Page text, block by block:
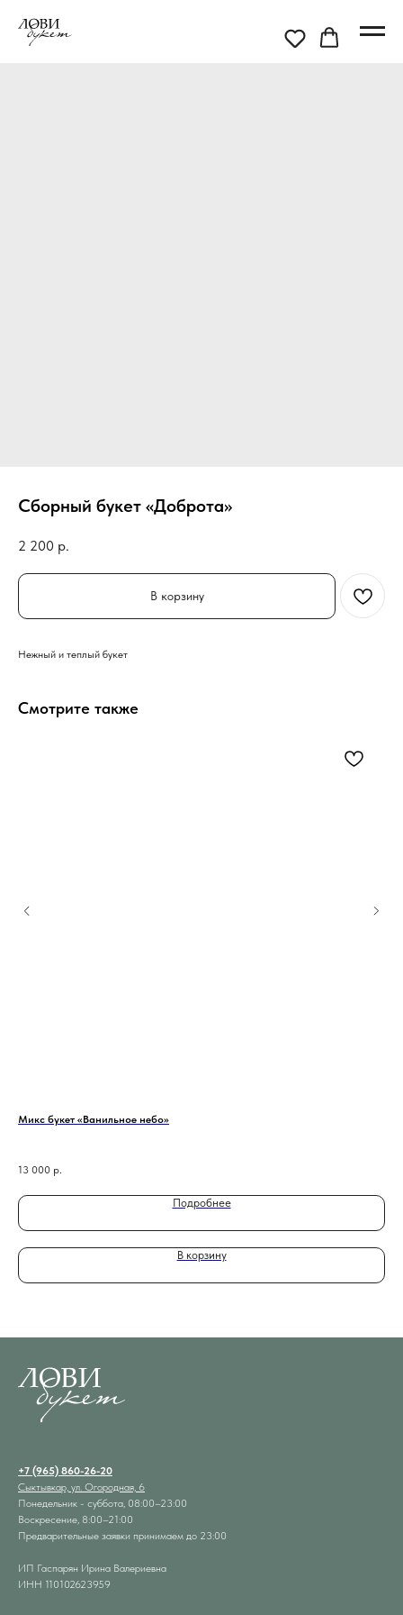
Сборный букет «Доброта»
2 200 р.
В корзину
Нежный и теплый букет
Смотрите также
Микс букет «Ванильное небо»
13 000 р.
Подробнее
В корзину
+7 (965) 860-26-20
Сыктывкар, ул. Огородная, 6
Понедельник - суббота, 08:00–23:00
Воскресение, 8:00–21:00
Предварительные заявки принимаем до 23:00
ИП Гаспарян Ирина Валериевна
ИНН 110102623959